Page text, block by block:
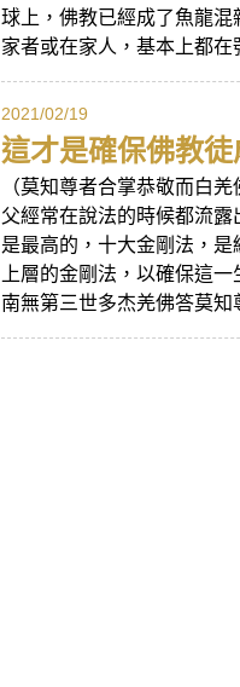
球上，佛教已經成了魚龍
家者或在家人，基本上都
2021/02/19
這才是確保佛教
（莫知尊者合掌恭敬而白
父經常在說法的時候都流
是最高的，十大金剛法，
上層的金剛法，以確保這
南無第三世多杰羌佛答莫